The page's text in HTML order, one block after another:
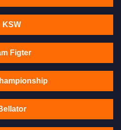
KSW
Figter